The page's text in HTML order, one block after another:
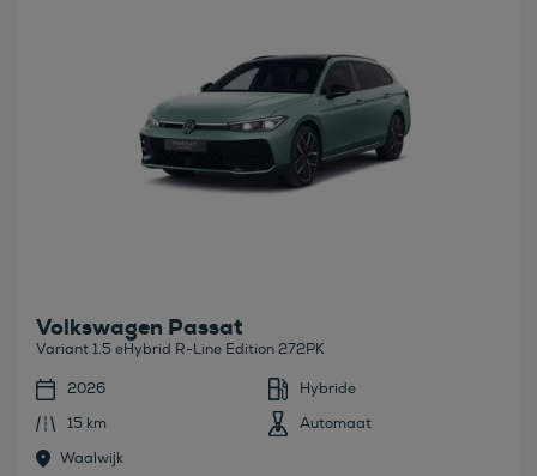
Volkswagen Passat
Variant 1.5 eHybrid R-Line Edition 272PK
2026
Hybride
15 km
Automaat
Waalwijk